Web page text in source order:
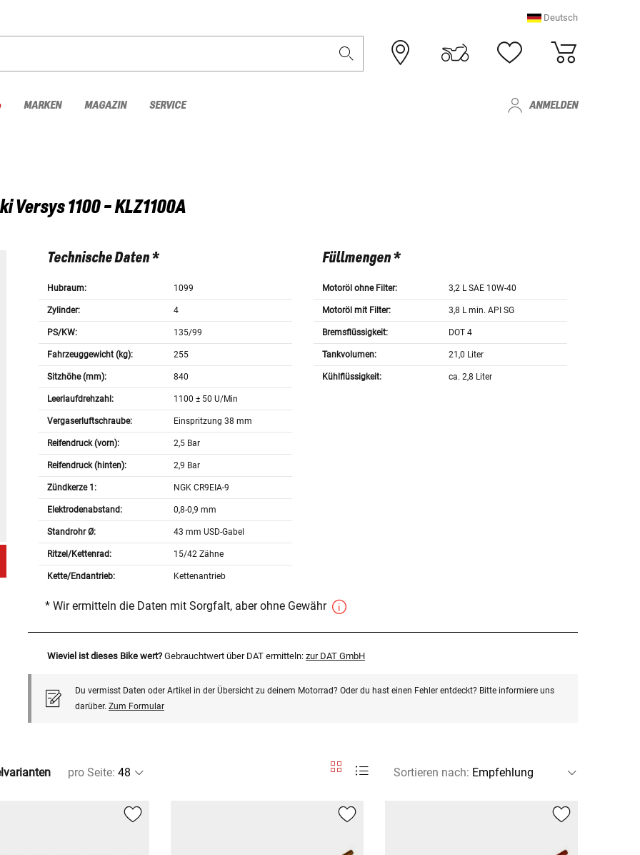
Deutsch
MARKEN MAGAZIN SERVICE ANMELDEN
Versys 1100 - KLZ1100A
Technische Daten *
Hubraum: 1099
Zylinder: 4
PS/KW: 135/99
Fahrzeuggewicht (kg): 255
Sitzhöhe (mm): 840
Leerlaufdrehzahl: 1100 ± 50 U/Min
Vergaserluftschraube: Einspritzung 38 mm
Reifendruck (vorn): 2,5 Bar
Reifendruck (hinten): 2,9 Bar
Zündkerze 1: NGK CR9EIA-9
Elektrodenabstand: 0,8-0,9 mm
Standrohr Ø: 43 mm USD-Gabel
Ritzel/Kettenrad: 15/42 Zähne
Kette/Endantrieb: Kettenantrieb
Füllmengen *
Motoröl ohne Filter: 3,2 L SAE 10W-40
Motoröl mit Filter: 3,8 L min. API SG
Bremsflüssigkeit: DOT 4
Tankvolumen: 21,0 Liter
Kühlflüssigkeit: ca. 2,8 Liter
* Wir ermitteln die Daten mit Sorgfalt, aber ohne Gewähr
Wieviel ist dieses Bike wert? Gebrauchtwert über DAT ermitteln: zur DAT GmbH
Du vermisst Daten oder Artikel in der Übersicht zu deinem Motorrad? Oder du hast einen Fehler entdeckt? Bitte informiere uns
darüber. Zum Formular
pro Seite: Sortieren nach: